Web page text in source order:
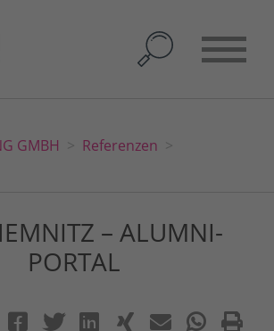
GMBH
Referenzen
– ALUMNI-
PORTAL